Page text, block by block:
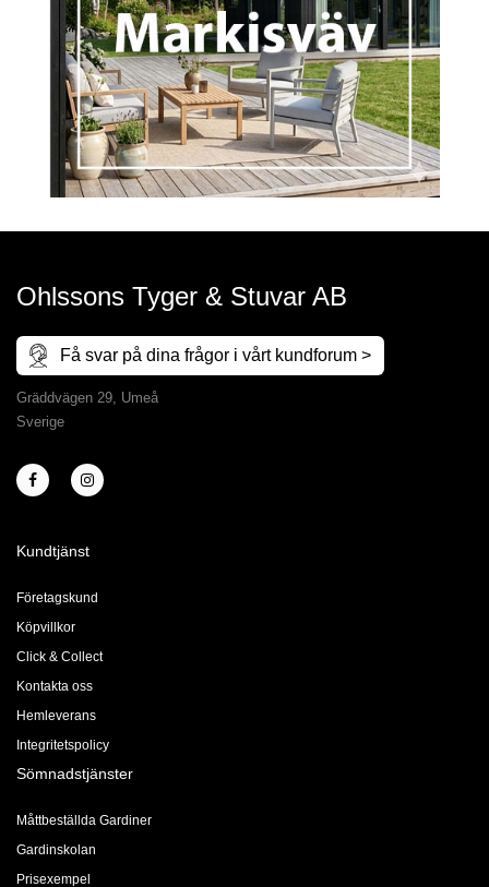
Ohlssons Tyger & Stuvar AB
Få svar på dina frågor i vårt kundforum >
Gräddvägen 29, Umeå
Sverige
Kundtjänst
Företagskund
Köpvillkor
Click & Collect
Kontakta oss
Hemleverans
Integritetspolicy
Sömnadstjänster
Måttbeställda Gardiner
Gardinskolan
Prisexempel